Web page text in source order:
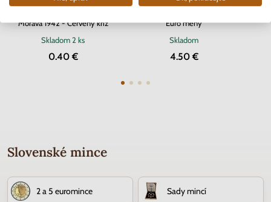
Morava 1942 - Červený kríž
Skladom2 ks
0.40 €
Euro meny
Skladom
4.50 €
Slovenské mince
2 a 5 euromince Sady mincí